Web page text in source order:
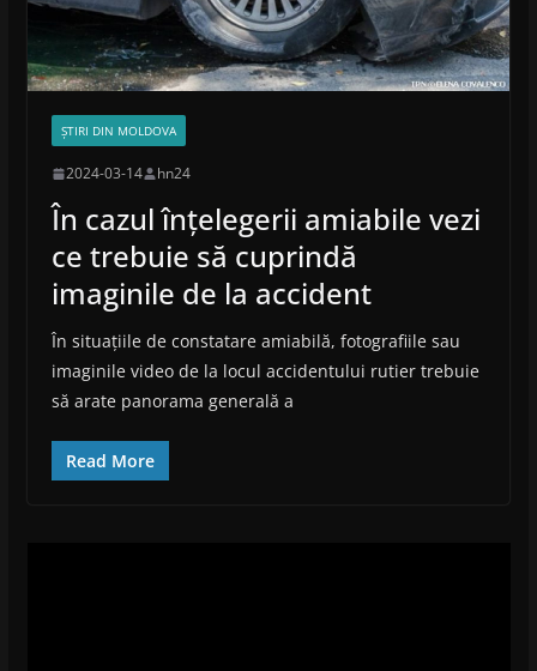
ȘTIRI DIN MOLDOVA
2024-03-14 hn24
În cazul înțelegerii amiabile vezi
ce trebuie să cuprindă
imaginile de la accident
În situațiile de constatare amiabilă, fotografiile sau
imaginile video de la locul accidentului rutier trebuie
să arate panorama generală a
Read More